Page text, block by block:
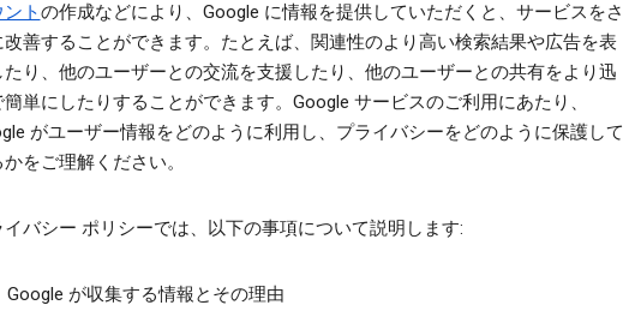
ントの作成などにより、Google に情報を提供していただくと、サービスをさ
改善することができます。たとえば、関連性のより高い検索結果や広告を表
たり、他のユーザーとの交流を支援したり、他のユーザーとの共有をより迅
簡単にしたりすることができます。Google サービスのご利用にあたり、
がユーザー情報をどのように利用し、プライバシーをどのように保護して
をご理解ください。
イバシー ポリシーでは、以下の事項について説明します:
Google が収集する情報とその理由